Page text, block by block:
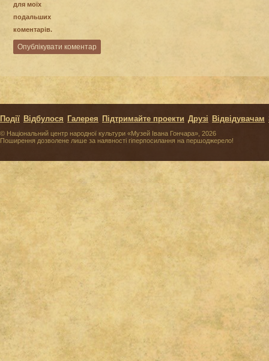
для моїх
подальших
коментарів.
© Національний центр народної культури «Музей Івана Гончара», 2026
Поширення дозволене лише за наявності гіперпосилання на першоджерело!
Події Відбулося Галерея Підтримайте проекти Друзі Відвідувачам